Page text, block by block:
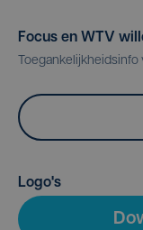
Focus en WTV
Toegankelijkheidsinfo
Logo's